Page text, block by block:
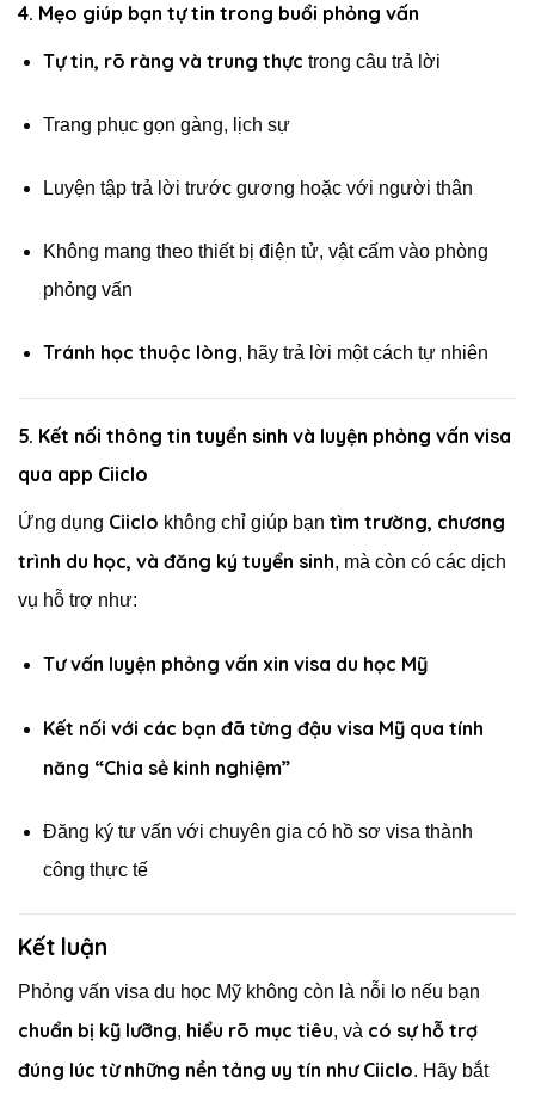
4. Mẹo giúp bạn tự tin trong buổi phỏng vấn
Tự tin, rõ ràng và trung thực trong câu trả lời
Trang phục gọn gàng, lịch sự
Luyện tập trả lời trước gương hoặc với người thân
Không mang theo thiết bị điện tử, vật cấm vào phòng
phỏng vấn
Tránh học thuộc lòng, hãy trả lời một cách tự nhiên
5. Kết nối thông tin tuyển sinh và luyện phỏng vấn visa
qua app Ciiclo
Ứng dụng Ciiclo không chỉ giúp bạn tìm trường, chương
trình du học, và đăng ký tuyển sinh, mà còn có các dịch
vụ hỗ trợ như:
Tư vấn luyện phỏng vấn xin visa du học Mỹ
Kết nối với các bạn đã từng đậu visa Mỹ qua tính
năng “Chia sẻ kinh nghiệm”
Đăng ký tư vấn với chuyên gia có hồ sơ visa thành
công thực tế
Kết luận
Phỏng vấn visa du học Mỹ không còn là nỗi lo nếu bạn
chuẩn bị kỹ lưỡng, hiểu rõ mục tiêu, và có sự hỗ trợ
đúng lúc từ những nền tảng uy tín như Ciiclo. Hãy bắt